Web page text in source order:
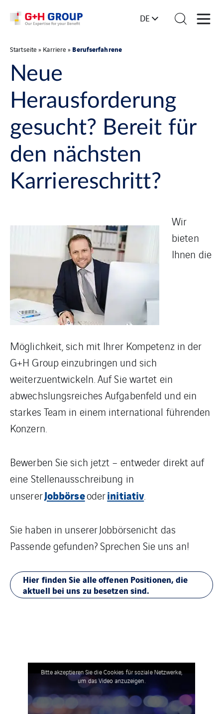
DE
Startseite » Karriere » Berufserfahrene
Neue
Herausforderung
gesucht? Bereit für
den nächsten
Karriereschritt?
Wir
bieten
Ihnen die
Möglichkeit, sich mit Ihrer Kompetenz in der
G+H Group einzubringen und sich
weiterzuentwickeln. Auf Sie wartet ein
abwechslungsreiches Aufgabenfeld und ein
starkes Team in einem international führenden
Konzern.
Bewerben Sie sich jetzt – entweder direkt auf
eine Stellenausschreibung in
unsererJobbörseoderinitiativ.
Sie haben in unserer Jobbörsenicht das
Passende gefunden? Sprechen Sie uns an!
Hier finden Sie alle offenen Positionen, die
aktuell bei uns zu besetzen sind.
Bitte akzeptieren Sie die Cookies für soziale Netzwerke,
um das Video anzuzeigen.